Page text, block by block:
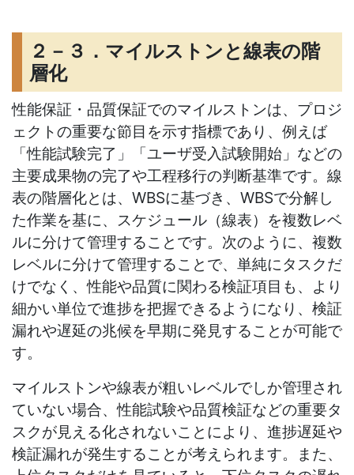
２－３．マイルストンと線表の階
層化
性能保証・品質保証でのマイルストンは、プロジ
ェクトの重要な節目を示す指標であり、例えば
「性能試験完了」「ユーザ受入試験開始」などの
主要成果物の完了や工程移行の判断基準です。線
表の階層化とは、WBSに基づき、WBSで分解し
た作業を基に、スケジュール（線表）を複数レベ
ルに分けて管理することです。次のように、複数
レベルに分けて管理することで、単純にタスクだ
けでなく、性能や品質に関わる検証項目も、より
細かい単位で進捗を把握できるようになり、検証
漏れや遅延の兆候を早期に発見することが可能で
す。
マイルストンや線表が粗いレベルでしか管理され
ていない場合、性能試験や品質検証などの重要タ
スクが見える化されないことにより、進捗遅延や
検証漏れが発生することが考えられます。また、